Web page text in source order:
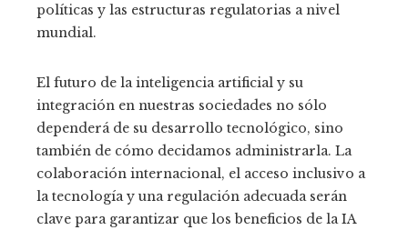
políticas y las estructuras regulatorias a nivel
mundial.
El futuro de la inteligencia artificial y su
integración en nuestras sociedades no sólo
dependerá de su desarrollo tecnológico, sino
también de cómo decidamos administrarla. La
colaboración internacional, el acceso inclusivo a
la tecnología y una regulación adecuada serán
clave para garantizar que los beneficios de la IA